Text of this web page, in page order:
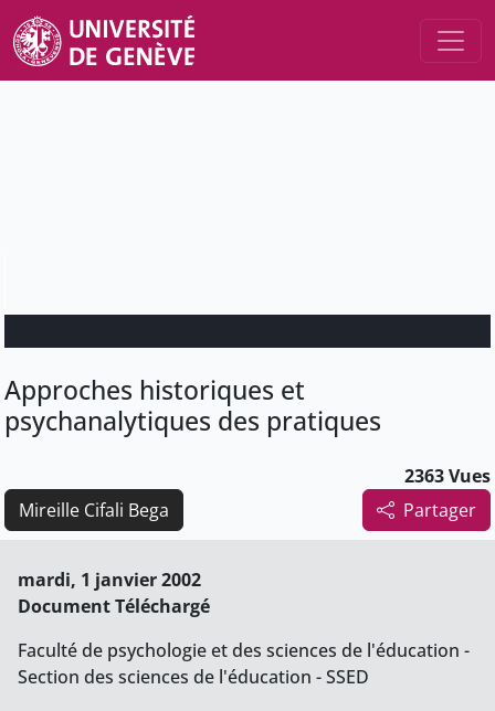
Approches historiques et
psychanalytiques des pratiques
2363 Vues
Partager
Mireille Cifali Bega
mardi, 1 janvier 2002
Document Téléchargé
Faculté de psychologie et des sciences de l'éducation -
Section des sciences de l'éducation - SSED